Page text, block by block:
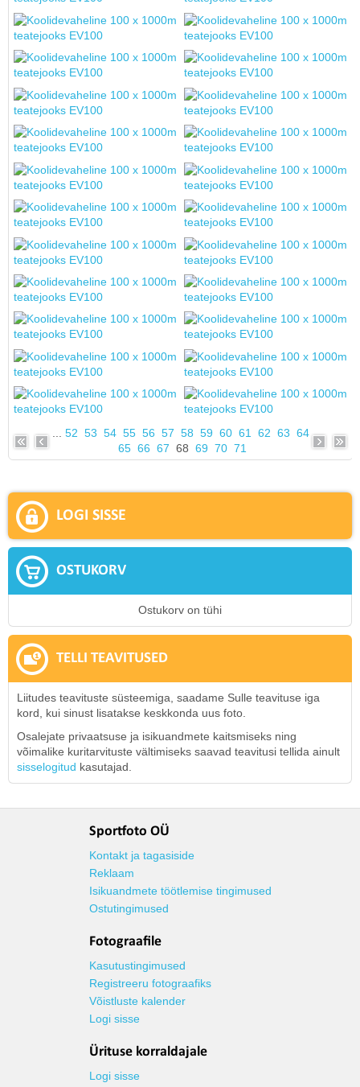
52 53 54 55 56 57 58 59 60 61 62 63 64
65 66 67 68 69 70 71
LOGI SISSE
OSTUKORV
Ostukorv on tühi
TELLI TEAVITUSED
Liitudes teavituste süsteemiga, saadame Sulle teavituse iga
kord, kui sinust lisatakse keskkonda uus foto.
Osalejate privaatsuse ja isikuandmete kaitsmiseks ning
võimalike kuritarvituste vältimiseks saavad teavitusi tellida ainult
sisselogitud kasutajad.
Sportfoto OÜ
Kontakt ja tagasiside
Reklaam
Isikuandmete töötlemise tingimused
Ostutingimused
Fotograafile
Kasutustingimused
Registreeru fotograafiks
Võistluste kalender
Logi sisse
Ürituse korraldajale
Logi sisse